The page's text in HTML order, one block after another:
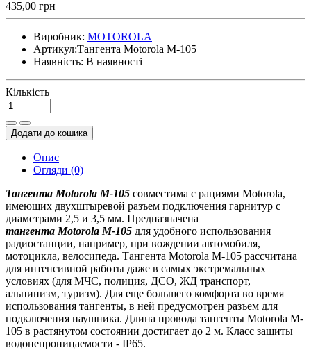
435,00 грн
Виробник: MOTOROLA
Артикул:Тангента Motorola M-105
Наявність: В наявності
Кількість
Додати до кошика
Опис
Огляди (0)
Тангента Motorola M-105 совместима с рациями Motorola,
имеющих двухштыревой разъем подключения гарнитур с
диаметрами 2,5 и 3,5 мм. Предназначена
тангента Motorola M-105 для удобного использования
радиостанции, например, при вождении автомобиля,
мотоцикла, велосипеда. Тангента Motorola M-105 рассчитана
для интенсивной работы даже в самых экстремальных
условиях (для МЧС, полиция, ДСО, ЖД транспорт,
альпинизм, туризм). Для еще большего комфорта во время
использования тангенты, в ней предусмотрен разъем для
подключения наушника. Длина провода тангенты Motorola M-
105 в растянутом состоянии достигает до 2 м. Класс защиты
водонепроницаемости - IP65.